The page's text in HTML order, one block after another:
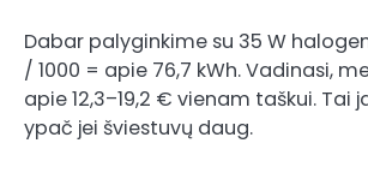
Dabar palyginkime su 35 W
/ 1000 = apie 76,7 kWh. Vadinasi,
apie 12,3–19,2 € vienam taškui. Tai
ypač jei šviestuvų daug.